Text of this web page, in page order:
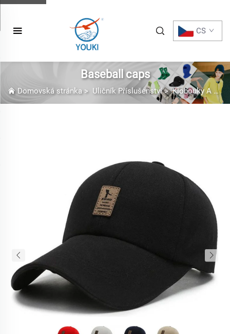
CS
Baseball caps
Domovská stránka> Uličník Příslušenství>Klobouky A Čepice